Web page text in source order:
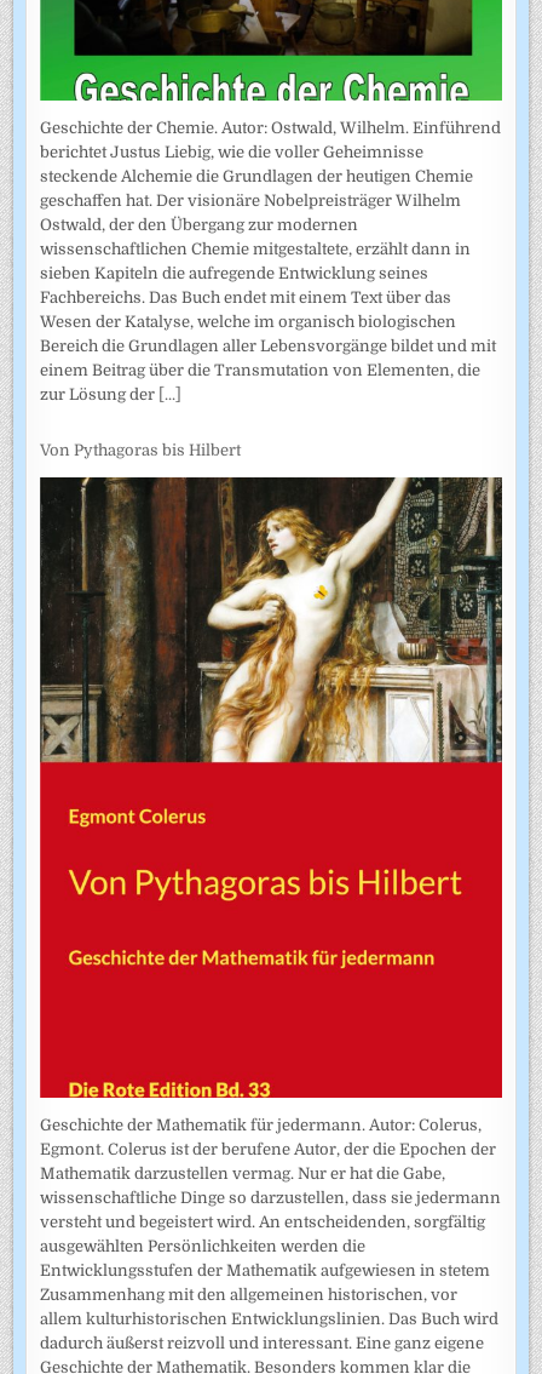
Geschichte der Chemie. Autor: Ostwald, Wilhelm. Einführend
berichtet Justus Liebig, wie die voller Geheimnisse
steckende Alchemie die Grundlagen der heutigen Chemie
geschaffen hat. Der visionäre Nobelpreisträger Wilhelm
Ostwald, der den Übergang zur modernen
wissenschaftlichen Chemie mitgestaltete, erzählt dann in
sieben Kapiteln die aufregende Entwicklung seines
Fachbereichs. Das Buch endet mit einem Text über das
Wesen der Katalyse, welche im organisch biologischen
Bereich die Grundlagen aller Lebensvorgänge bildet und mit
einem Beitrag über die Transmutation von Elementen, die
zur Lösung der [...]
Von Pythagoras bis Hilbert
Geschichte der Mathematik für jedermann. Autor: Colerus,
Egmont. Colerus ist der berufene Autor, der die Epochen der
Mathematik darzustellen vermag. Nur er hat die Gabe,
wissenschaftliche Dinge so darzustellen, dass sie jedermann
versteht und begeistert wird. An entscheidenden, sorgfältig
ausgewählten Persönlichkeiten werden die
Entwicklungsstufen der Mathematik aufgewiesen in stetem
Zusammenhang mit den allgemeinen historischen, vor
allem kulturhistorischen Entwicklungslinien. Das Buch wird
dadurch äußerst reizvoll und interessant. Eine ganz eigene
Geschichte der Mathematik. Besonders kommen klar die